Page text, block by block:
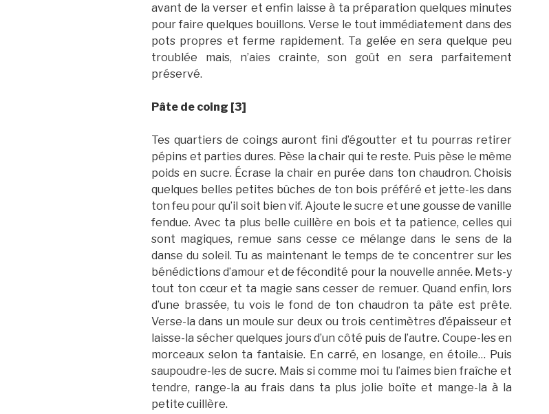
avant de la verser et enfin laisse à ta préparation quelques minutes
pour faire quelques bouillons. Verse le tout immédiatement dans des
pots propres et ferme rapidement. Ta gelée en sera quelque peu
troublée mais, n’aies crainte, son goût en sera parfaitement
préservé.
Pâte de coing [3]
Tes quartiers de coings auront fini d’égoutter et tu pourras retirer
pépins et parties dures. Pèse la chair qui te reste. Puis pèse le même
poids en sucre. Écrase la chair en purée dans ton chaudron. Choisis
quelques belles petites bûches de ton bois préféré et jette-les dans
ton feu pour qu’il soit bien vif. Ajoute le sucre et une gousse de vanille
fendue. Avec ta plus belle cuillère en bois et ta patience, celles qui
sont magiques, remue sans cesse ce mélange dans le sens de la
danse du soleil. Tu as maintenant le temps de te concentrer sur les
bénédictions d’amour et de fécondité pour la nouvelle année. Mets-y
tout ton cœur et ta magie sans cesser de remuer. Quand enfin, lors
d’une brassée, tu vois le fond de ton chaudron ta pâte est prête.
Verse-la dans un moule sur deux ou trois centimètres d’épaisseur et
laisse-la sécher quelques jours d’un côté puis de l’autre. Coupe-les en
morceaux selon ta fantaisie. En carré, en losange, en étoile… Puis
saupoudre-les de sucre. Mais si comme moi tu l’aimes bien fraîche et
tendre, range-la au frais dans ta plus jolie boîte et mange-la à la
petite cuillère.